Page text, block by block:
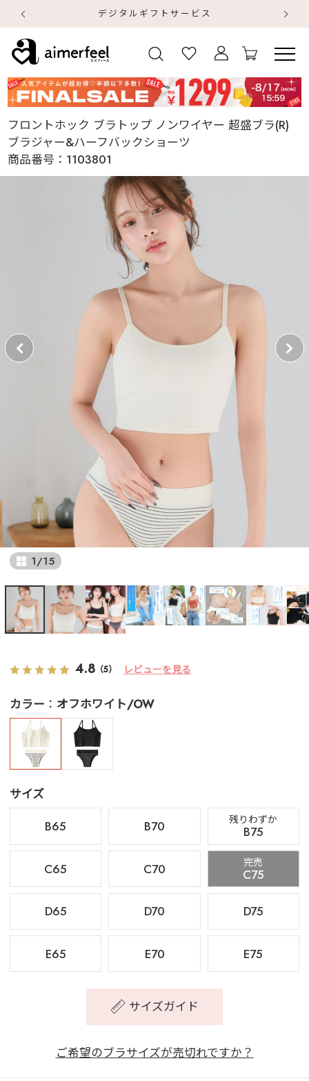
デジタルギフトサービス
フロントホック ブラトップ ノンワイヤー 超盛ブラ(R)
ブラジャー&ハーフバックショーツ
商品番号： 1103801
1/15
4.8 （5） レビューを見る
カラー オフホワイト/OW
サイズ
B65
B70 残りわずか
B75
C65 C70 完売
C75
D65 D70 D75
E65 E70 E75
サイズガイド
ご希望のブラサイズが売切れですか？